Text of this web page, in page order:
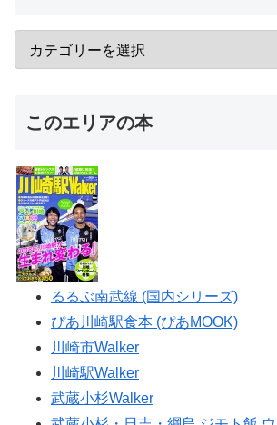
このエリアの本
るるぶ南武線 (国内シリーズ)
ぴあ川崎駅食本 (ぴあMOOK)
川崎市Walker
川崎駅Walker
武蔵小杉Walker